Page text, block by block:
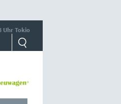
Tokio